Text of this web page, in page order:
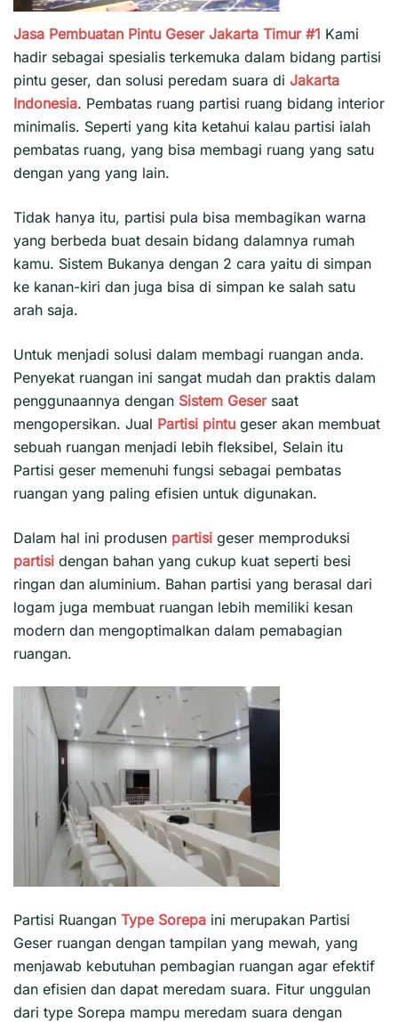
Jasa Pembuatan Pintu Geser Jakarta Timur #1 Kami
hadir sebagai spesialis terkemuka dalam bidang partisi
pintu geser, dan solusi peredam suara di Jakarta
Indonesia. Pembatas ruang partisi ruang bidang interior
minimalis. Seperti yang kita ketahui kalau partisi ialah
pembatas ruang, yang bisa membagi ruang yang satu
dengan yang yang lain.
Tidak hanya itu, partisi pula bisa membagikan warna
yang berbeda buat desain bidang dalamnya rumah
kamu. Sistem Bukanya dengan 2 cara yaitu di simpan
ke kanan-kiri dan juga bisa di simpan ke salah satu
arah saja.
Untuk menjadi solusi dalam membagi ruangan anda.
Penyekat ruangan ini sangat mudah dan praktis dalam
penggunaannya dengan Sistem Gesersaat
mengopersikan. Jual Partisi pintu geser akan membuat
sebuah ruangan menjadi lebih fleksibel, Selain itu
Partisi geser memenuhi fungsi sebagai pembatas
ruangan yang paling efisien untuk digunakan.
Dalam hal ini produsen partisi geser memproduksi
partisi dengan bahan yang cukup kuat seperti besi
ringan dan aluminium. Bahan partisi yang berasal dari
logam juga membuat ruangan lebih memiliki kesan
modern dan mengoptimalkan dalam pemabagian
ruangan.
Partisi Ruangan Type Sorepa ini merupakan Partisi
Geser ruangan dengan tampilan yang mewah, yang
menjawab kebutuhan pembagian ruangan agar efektif
dan efisien dan dapat meredam suara. Fitur unggulan
dari type Sorepa mampu meredam suara dengan